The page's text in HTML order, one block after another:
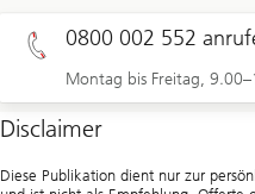
0800 002 552
Montag bis Freitag,
Disclaimer
Diese Publikation dient nur zur